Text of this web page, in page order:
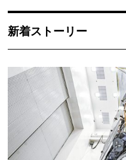
新着ストーリー